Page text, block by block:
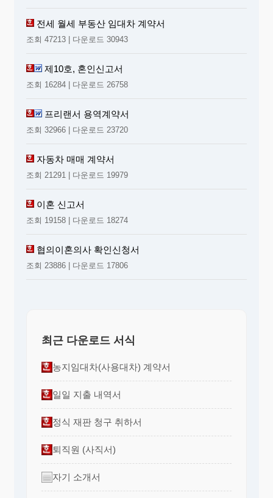
전세 월세 부동산 임대차 계약서
조회 47213 | 다운로드 30943
제10호, 혼인신고서
조회 16284 | 다운로드 26758
프리랜서 용역계약서
조회 32966 | 다운로드 23720
자동차 매매 계약서
조회 21291 | 다운로드 19979
이혼 신고서
조회 19158 | 다운로드 18274
협의이혼의사 확인신청서
조회 23886 | 다운로드 17806
최근 다운로드 서식
농지임대차(사용대차) 계약서
일일 지출 내역서
정식 재판 청구 취하서
퇴직원 (사직서)
자기 소개서